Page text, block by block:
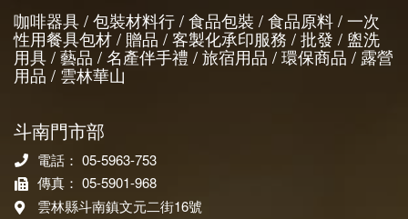
咖啡器具 / 包裝材料行 / 食品包裝 / 食品原料 / 一次
性用餐具包材 / 贈品 / 客製化承印服務 / 批發 / 盥洗
用具 / 藝品 / 名產伴手禮 / 旅宿用品 / 環保商品 / 露營
用品 / 雲林華山
斗南門市部
電話： 05-5963-753
傳真： 05-5901-968
雲林縣斗南鎮文元二街16號